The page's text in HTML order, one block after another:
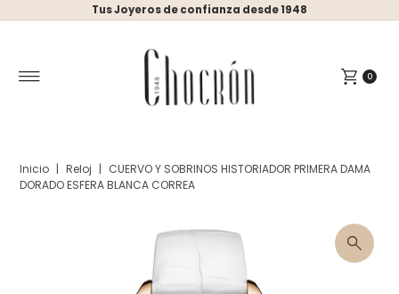
Ir directamente al contenido
Tus Joyeros de confianza desde 1948
0
Inicio | Reloj | CUERVO Y SOBRINOS HISTORIADOR PRIMERA DAMA
DORADO ESFERA BLANCA CORREA